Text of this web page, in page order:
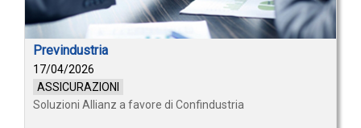
Previndustria
17/04/2026
ASSICURAZIONI
Soluzioni Allianz a favore di Confindustria